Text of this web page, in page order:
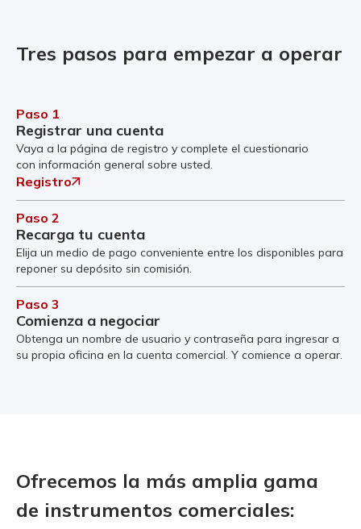
Tres pasos para empezar a operar
Paso 1
Registrar una cuenta
Vaya a la página de registro y complete el cuestionario
con información general sobre usted.
Registro
Paso 2
Recarga tu cuenta
Elija un medio de pago conveniente entre los disponibles para
reponer su depósito sin comisión.
Paso 3
Comienza a negociar
Obtenga un nombre de usuario y contraseña para ingresar a
su propia oficina en la cuenta comercial. Y comience a operar.
Ofrecemos la más amplia gama
de instrumentos comerciales: